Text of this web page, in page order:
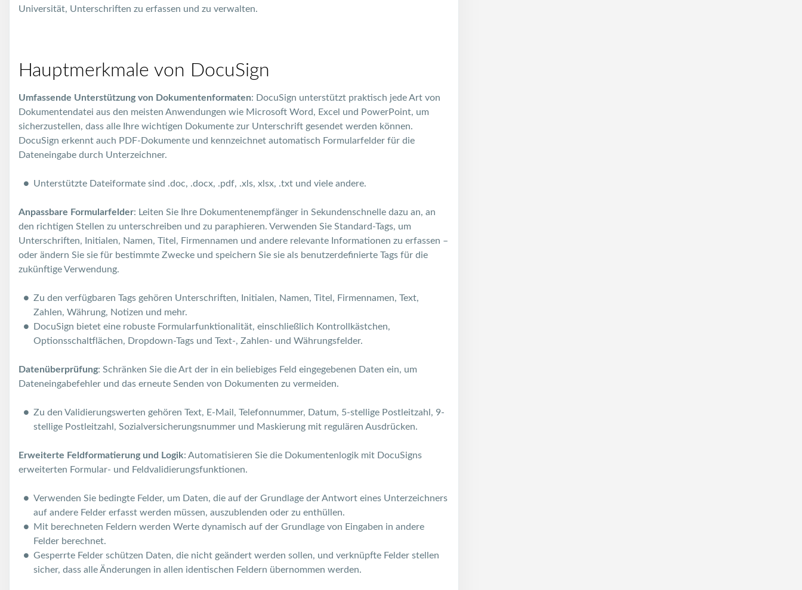
Universität, Unterschriften zu erfassen und zu verwalten.
Hauptmerkmale von DocuSign
Umfassende Unterstützung von Dokumentenformaten: DocuSign unterstützt praktisch jede Art von
Dokumentendatei aus den meisten Anwendungen wie Microsoft Word, Excel und PowerPoint, um
sicherzustellen, dass alle Ihre wichtigen Dokumente zur Unterschrift gesendet werden können.
DocuSign erkennt auch PDF-Dokumente und kennzeichnet automatisch Formularfelder für die
Dateneingabe durch Unterzeichner.
Unterstützte Dateiformate sind .doc, .docx, .pdf, .xls, xlsx, .txt und viele andere.
Anpassbare Formularfelder: Leiten Sie Ihre Dokumentenempfänger in Sekundenschnelle dazu an, an
den richtigen Stellen zu unterschreiben und zu paraphieren. Verwenden Sie Standard-Tags, um
Unterschriften, Initialen, Namen, Titel, Firmennamen und andere relevante Informationen zu erfassen –
oder ändern Sie sie für bestimmte Zwecke und speichern Sie sie als benutzerdefinierte Tags für die
zukünftige Verwendung.
Zu den verfügbaren Tags gehören Unterschriften, Initialen, Namen, Titel, Firmennamen, Text,
Zahlen, Währung, Notizen und mehr.
DocuSign bietet eine robuste Formularfunktionalität, einschließlich Kontrollkästchen,
Optionsschaltflächen, Dropdown-Tags und Text-, Zahlen- und Währungsfelder.
Datenüberprüfung: Schränken Sie die Art der in ein beliebiges Feld eingegebenen Daten ein, um
Dateneingabefehler und das erneute Senden von Dokumenten zu vermeiden.
Zu den Validierungswerten gehören Text, E-Mail, Telefonnummer, Datum, 5-stellige Postleitzahl, 9-
stellige Postleitzahl, Sozialversicherungsnummer und Maskierung mit regulären Ausdrücken.
Erweiterte Feldformatierung und Logik: Automatisieren Sie die Dokumentenlogik mit DocuSigns
erweiterten Formular- und Feldvalidierungsfunktionen.
Verwenden Sie bedingte Felder, um Daten, die auf der Grundlage der Antwort eines Unterzeichners
auf andere Felder erfasst werden müssen, auszublenden oder zu enthüllen.
Mit berechneten Feldern werden Werte dynamisch auf der Grundlage von Eingaben in andere
Felder berechnet.
Gesperrte Felder schützen Daten, die nicht geändert werden sollen, und verknüpfte Felder stellen
sicher, dass alle Änderungen in allen identischen Feldern übernommen werden.